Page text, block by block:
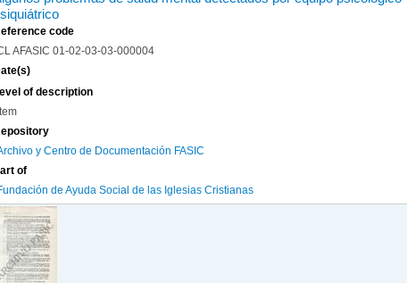
code
AFASIC 01-02-03-03-000004
of description
Item
y Centro de Documentación FASIC
of
de Ayuda Social de las Iglesias Cristianas